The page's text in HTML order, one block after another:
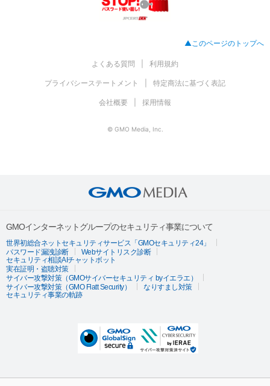
▲このページのトップへ
よくある質問 利用規約
プライバシーステートメント 特定商法に基づく表記
会社概要 採用情報
© GMO Media, Inc.
GMOインターネットグループのセキュリティ事業について
世界初総合ネットセキュリティサービス「GMOセキュリティ24」
パスワード漏洩診断
Webサイトリスク診断
セキュリティ相談AIチャットボット
実在証明・盗聴対策
サイバー攻撃対策（GMOサイバーセキュリティ byイエラエ）
サイバー攻撃対策（GMO Flatt Security）
なりすまし対策
セキュリティ事業の軌跡